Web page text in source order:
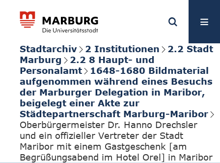
Stadtarchiv 2 Institutionen
2.2 Stadt
Marburg
2.2 8 Haupt- und
Personalamt
1648-1680 Bildmaterial
aufgenommen während eines Besuchs
der Marburger Delegation in Maribor,
beigelegt einer Akte zur
Städtepartnerschaft Marburg-Maribor
Oberbürgermeister Dr. Hanno Drechsler
und ein offizieller Vertreter der Stadt
Maribor mit einem Gastgeschenk [am
Begrüßungsabend im Hotel Orel] in Maribor